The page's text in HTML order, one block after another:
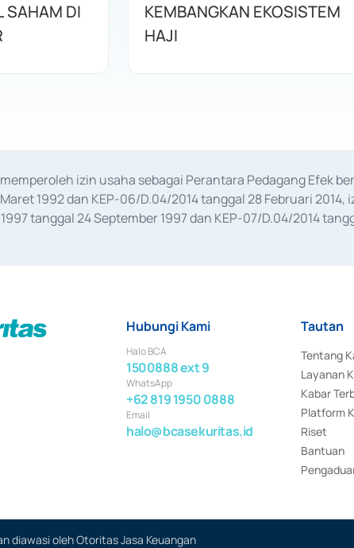
SAHAM DI
KEMBANGKAN EKOSISTEM
HAJI
izin usaha sebagai Perantara Pedagang Efek
Maret 1992 dan KEP-06/D.04/2014 tanggal 28 Februari
tanggal 24 September 1997 dan KEP-07/D.04/2014
dan
Hubungi Kami
Halo BCA
1500888 ext 9
WhatsApp
+62 819 1950 0888
Email
halo@bcasekuritas.id
Tautan
Tentang
Layanan
Kabar
Platform
Riset
Bantuan
diawasi oleh Otoritas Jasa Keuangan